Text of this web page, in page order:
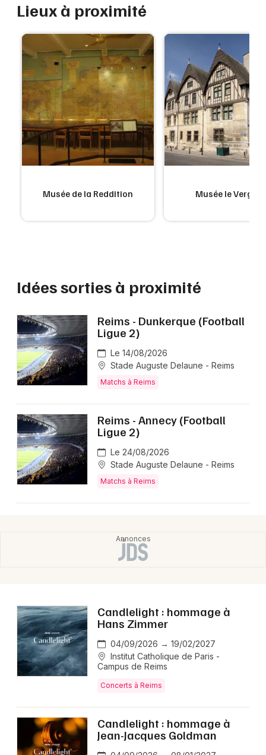
Lieux à proximité
Musée de la Reddition Musée le Vergeur
Idées sorties à proximité
Reims - Dunkerque (Football
Ligue 2)
Le 14/08/2026
Stade Auguste Delaune - Reims
Matchs à Reims
Reims - Annecy (Football
Ligue 2)
Le 24/08/2026
Stade Auguste Delaune - Reims
Matchs à Reims
Candlelight : hommage à
Hans Zimmer
04/09/2026 → 19/02/2027
Institut Catholique de Paris -
Campus de Reims
Concerts à Reims
Candlelight : hommage à
Jean-Jacques Goldman